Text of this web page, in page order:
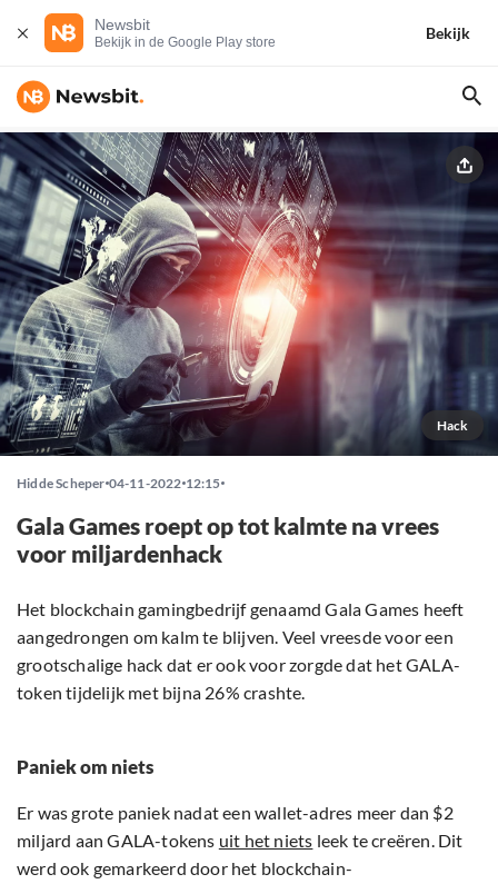
Newsbit
Bekijk in de Google Play store
Bekijk
Hack
Hidde Scheper 04-11-2022 12:15
Gala Games roept op tot kalmte na vrees
voor miljardenhack
Het blockchain gamingbedrijf genaamd Gala Games heeft
aangedrongen om kalm te blijven. Veel vreesde voor een
grootschalige hack dat er ook voor zorgde dat het GALA-
token tijdelijk met bijna 26% crashte.
Paniek om niets
Er was grote paniek nadat een wallet-adres meer dan $2
miljard aan GALA-tokens uit het niets leek te creëren. Dit
werd ook gemarkeerd door het blockchain-